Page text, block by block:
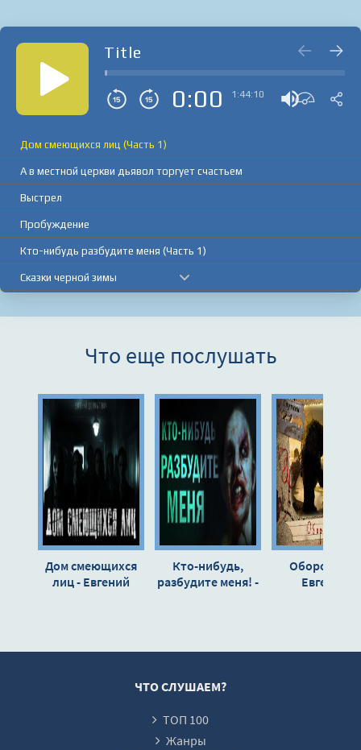
Title
0:00 1:44:10
Дом смеющихся лиц (Часть 1)
А в местной церкви дьявол торгует счастьем
Выстрел
Пробуждение
Кто-нибудь разбудите меня (Часть 1)
Сказки черной зимы
Что еще послушать
Дом смеющихся
лиц - Евгений
Кто-нибудь,
разбудите меня! -
Оборотень -
Евгений
ЧТО СЛУШАЕМ?
ТОП 100
Жанры